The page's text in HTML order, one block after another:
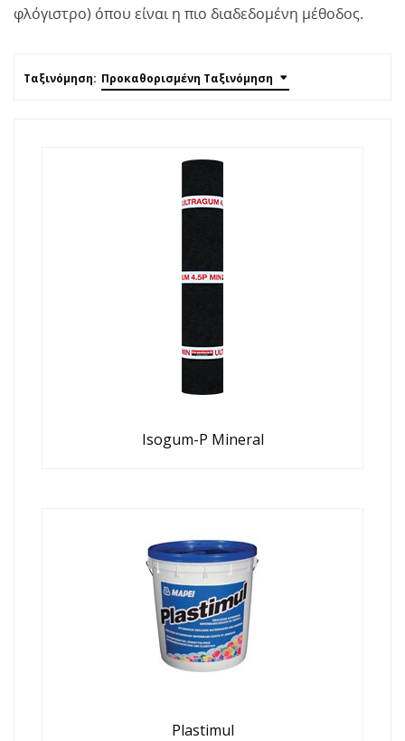
φλόγιστρο) όπου είναι η πιο διαδεδομένη μέθοδος.
Ταξινόμηση: Προκαθορισμένη Ταξινόμηση
Isogum-P Mineral
Plastimul